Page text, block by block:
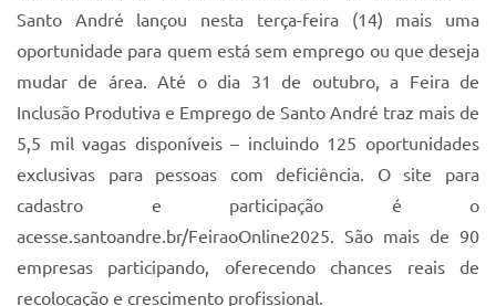
Parque Escola
Portal da Educação
Quadra Fiscal
SIC
Autarquias
Santo André lançou nesta terça-feira (14) mais uma
oportunidade para quem está sem emprego ou que deseja
mudar de área. Até o dia 31 de outubro, a Feira de
Inclusão Produtiva e Emprego de Santo André traz mais de
5,5 mil vagas disponíveis – incluindo 125 oportunidades
exclusivas para pessoas com deficiência. O site para
cadastro e participação é o
acesse.santoandre.br/FeiraoOnline2025. São mais de 90
empresas participando, oferecendo chances reais de
recolocação e crescimento profissional.